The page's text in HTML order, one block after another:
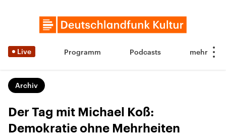
Live Programm Podcasts
Archiv
Der Tag mit Michael Koß:
Demokratie ohne Mehrheiten